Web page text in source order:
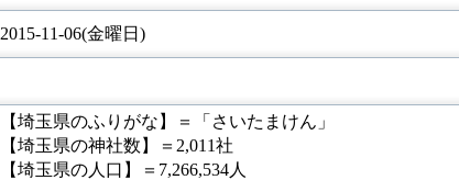
2015-11-06(金曜日)
【埼玉県のふりがな】＝「さいたまけん」
【埼玉県の神社数】＝2,011社
【埼玉県の人口】＝7,266,534人